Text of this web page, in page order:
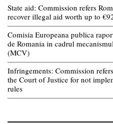
State aid: Commission refers
recover illegal aid worth up to
Comisia Europeana publica
de Romania in cadrul
(MCV)
Infringements: Commission
the Court of Justice for not
rules